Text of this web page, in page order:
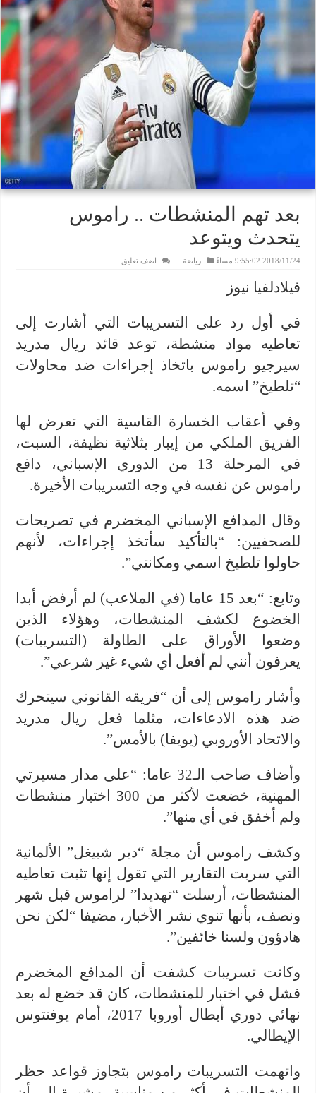
بعد تهم المنشطات .. راموس
يتحدث ويتوعد
2018/11/24 9:55:02 مساءً رياضة اضف تعليق
فيلادلفيا نيوز
في أول رد على التسريبات التي أشارت إلى
تعاطيه مواد منشطة، توعد قائد ريال مدريد
سيرجيو راموس باتخاذ إجراءات ضد محاولات
“تلطيخ” اسمه.
وفي أعقاب الخسارة القاسية التي تعرض لها
الفريق الملكي من إيبار بثلاثية نظيفة، السبت،
في المرحلة 13 من الدوري الإسباني، دافع
راموس عن نفسه في وجه التسريبات الأخيرة.
وقال المدافع الإسباني المخضرم في تصريحات
للصحفيين: “بالتأكيد سأتخذ إجراءات، لأنهم
حاولوا تلطيخ اسمي ومكانتي”.
وتابع: “بعد 15 عاما (في الملاعب) لم أرفض أبدا
الخضوع لكشف المنشطات، وهؤلاء الذين
وضعوا الأوراق على الطاولة (التسريبات)
يعرفون أنني لم أفعل أي شيء غير شرعي”.
وأشار راموس إلى أن “فريقه القانوني سيتحرك
ضد هذه الادعاءات، مثلما فعل ريال مدريد
والاتحاد الأوروبي (يويفا) بالأمس”.
وأضاف صاحب الـ32 عاما: “على مدار مسيرتي
المهنية، خضعت لأكثر من 300 اختبار منشطات
ولم أخفق في أي منها”.
وكشف راموس أن مجلة “دير شبيغل” الألمانية
التي سربت التقارير التي تقول إنها تثبت تعاطيه
المنشطات، أرسلت “تهديدا” لراموس قبل شهر
ونصف، بأنها تنوي نشر الأخبار، مضيفا “لكن نحن
هادؤون ولسنا خائفين”.
وكانت تسريبات كشفت أن المدافع المخضرم
فشل في اختبار للمنشطات، كان قد خضع له بعد
نهائي دوري أبطال أوروبا 2017، أمام يوفنتوس
الإيطالي.
واتهمت التسريبات راموس بتجاوز قواعد حظر